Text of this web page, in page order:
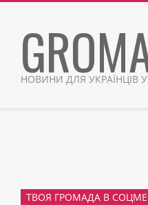
content
НОВИНИ ДЛЯ УКРАЇНЦІВ У
ТВОЯ ГРОМАДА В